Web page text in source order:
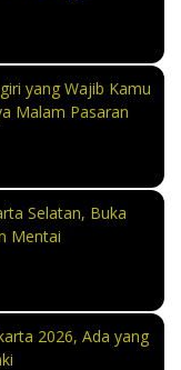
yang Wajib Kamu
Malam Pasaran
Selatan, Buka
Mentai
2026, Ada yang